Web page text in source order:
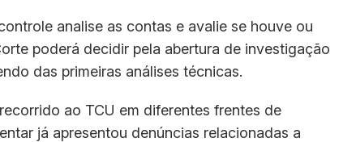
analise as contas e avalie se houve ou
poderá decidir pela abertura de investigação
das primeiras análises técnicas.
ao TCU em diferentes frentes de
já apresentou denúncias relacionadas a